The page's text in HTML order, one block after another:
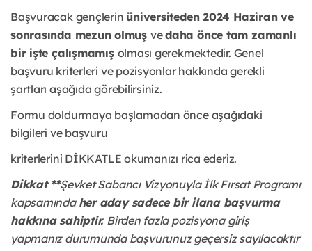
Başvuracak gençlerin üniversiteden 2024 Haziran ve
sonrasında mezun olmuş vedaha önce tam zamanlı
bir işte çalışmamış olması gerekmektedir. Genel
başvuru kriterleri ve pozisyonlar hakkında gerekli
şartları aşağıda görebilirsiniz.
Formu doldurmaya başlamadan önce aşağıdaki
bilgileri ve başvuru
kriterlerini DİKKATLE okumanızı rica ederiz.
Dikkat **Şevket Sabancı Vizyonuyla İlk Fırsat Programı
kapsamında her aday sadece bir ilana başvurma
hakkına sahiptir. Birden fazla pozisyona giriş
yapmanız durumunda başvurunuz geçersiz sayılacaktır